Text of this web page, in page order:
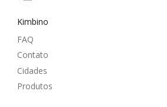
Kimbino
FAQ
Contato
Cidades
Produtos